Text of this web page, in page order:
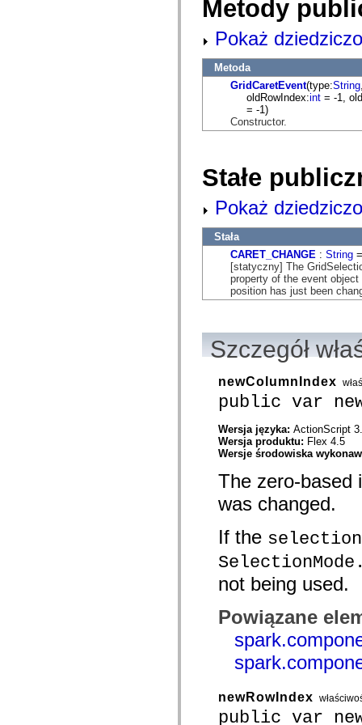
com.adobe.ep.ux.content.services.permissions
com.adobe.ep.ux.content.services.preview
com.adobe.ep.ux.content.services.search.lccontent
com.adobe.ep.ux.content.view.components.grid
com.adobe.ep.ux.content.view.components.grid.hover
com.adobe.ep.ux.content.view.components.grid.renderers
com.adobe.ep.ux.content.view.components.review
com.adobe.ep.ux.content.view.components.search.renderers
com.adobe.ep.ux.content.view.components.searchpod
com.adobe.ep.ux.content.view.components.toolbar
com.adobe.ep.ux.content.view.components.toolbar.controlRenderers
com.adobe.ep.ux.content.view.components.version
Metody
Pokaż
Metoda
GridCaretEvent(type:String
oldRowIndex:int = -1,
= -1)
Constructor.
Stałe
Pokaż
Stała
CARET_CHANGE : String
[statyczny] The
property of the event
position has just been
Szczegół
newColumnIndex
public var
Wersja języka: ActionScript
Wersja produktu: Flex 4.5
Wersje środowiska
The zero-based
was changed.
If the
not being used.
Powiązane
newRowIndex
public var